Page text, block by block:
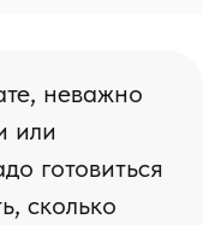
неважно
или
готовиться
сколько